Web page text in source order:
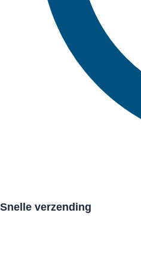
Snelle verzending